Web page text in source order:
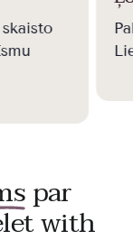
par
with